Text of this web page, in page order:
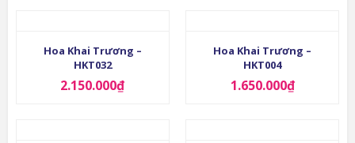
Hoa Khai Trương –
HKT032
2.150.000₫
Hoa Khai Trương –
HKT004
1.650.000₫